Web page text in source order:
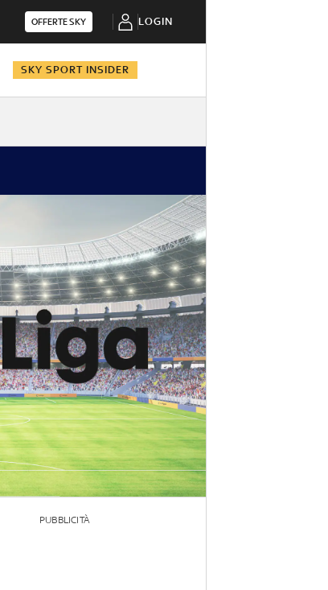
OFFERTE SKY LOGIN
SKY SPORT INSIDER
PUBBLICITÀ